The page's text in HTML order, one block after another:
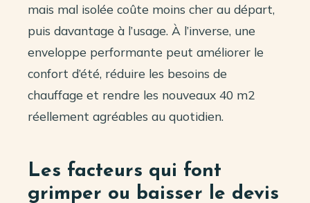
mais mal isolée coûte moins cher au départ,
puis davantage à l’usage. À l’inverse, une
enveloppe performante peut améliorer le
confort d’été, réduire les besoins de
chauffage et rendre les nouveaux 40 m2
réellement agréables au quotidien.
Les facteurs qui font
grimper ou baisser le devis